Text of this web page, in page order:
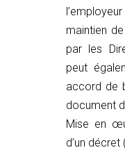
maintien
par les
peut
accord de
document
Mise en
d’un décret